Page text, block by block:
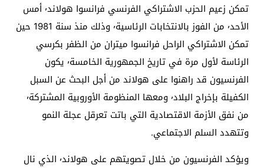
تمكن زعيم الحزب الاشتراكي الفرنسي فرانسوا هولاند٬ أمس
الأحد٬ من الفوز بالانتخابات الرئاسية٬ وذلك منذ سنة 1981 حين
تمكن الاشتراكي الراحل فرانسوا ميتران من الظفر بكرسي
الرئاسة لأول مرة في تاريخ الجمهورية الخامسة٬ يكون
الفرنسيون قد راهنوا على هولاند من أجل البحث عن السبل
الكفيلة بإخراج البلاد٬ ومعها المنظومة الأوروبية المشتركة٬
من نفق الأزمة الاقتصادية التي باتت تعرقل عجلة النمو
وتتهدد السلم الاجتماعي.
ويؤكد الفرنسيون من خلال تصويتهم على هولاند٬ الذي نال